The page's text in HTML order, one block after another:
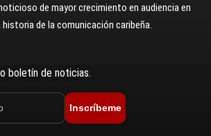
de mayor crecimiento en audiencia en
de la comunicación caribeña.
boletín de noticias.
Inscríbeme